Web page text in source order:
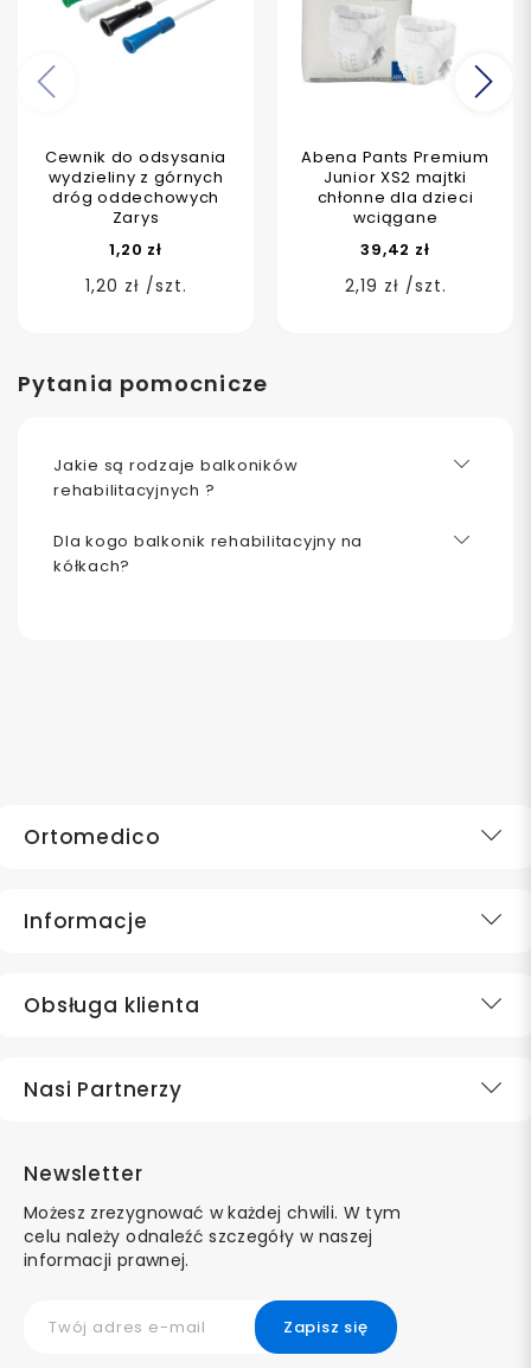
Cewnik do odsysania
wydzieliny z górnych
dróg oddechowych
Zarys
1,20 zł
1,20 zł /szt.
Abena Pants Premium
Junior XS2 majtki
chłonne dla dzieci
wciągane
39,42 zł
2,19 zł /szt.
Poprzedni
Pytania pomocnicze
Jakie są rodzaje balkoników
rehabilitacyjnych ?
Dla kogo balkonik rehabilitacyjny na
kółkach?
Ortomedico
Informacje
Obsługa klienta
Nasi Partnerzy
Newsletter
Możesz zrezygnować w każdej chwili. W tym
celu należy odnaleźć szczegóły w naszej
informacji prawnej.